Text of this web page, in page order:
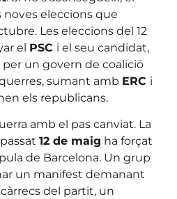
noves eleccions que
Les eleccions del 12
el PSC i el seu candidat,
per un govern de coalició
sumant amb ERC i
els republicans.
amb el pas canviat. La
12 de maig ha forçat
de Barcelona. Un grup
un manifest demanant
del partit, un